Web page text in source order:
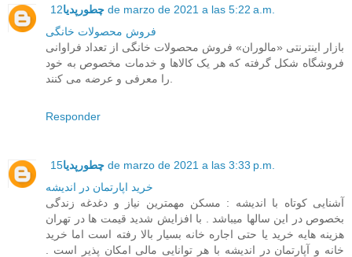
چطورپدیا 12 de marzo de 2021 a las 5:22 a.m.
فروش محصولات خانگی
بازار اینترنتی «مالوران» فروش محصولات خانگی از تعداد فراوانی
فروشگاه شکل گرفته که هر یک کالاها و خدمات مخصوص به خود
Responder
چطورپدیا 15 de marzo de 2021 a las 3:33 p.m.
خرید اپارتمان در اندیشه
آشنایی کوتاه با اندیشه : مسکن مهمترین نیاز و دغدغه زندگی
بخصوص در این سالها میباشد . با افزایش شدید قیمت ها در تهران
هزینه هایه خرید یا حتی اجاره خانه بسیار بالا رفته است اما خرید
خانه و آپارتمان در اندیشه با هر توانایی مالی امکان پذیر است .